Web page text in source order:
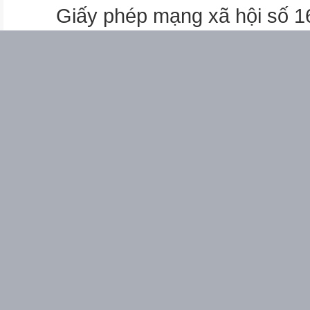
Giấy phép mạng xã hội số